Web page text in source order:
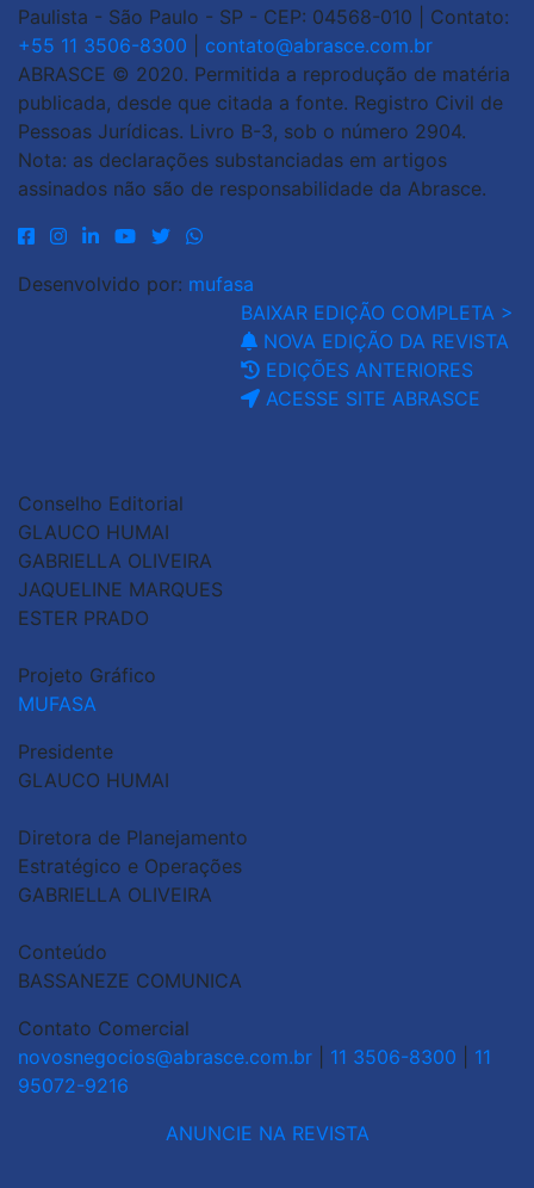
Paulista - São Paulo - SP - CEP: 04568-010 | Contato:
+55 11 3506-8300
contato@abrasce.com.br
ABRASCE © 2020. Permitida a reprodução de matéria
publicada, desde que citada a fonte. Registro Civil de
Pessoas Jurídicas. Livro B-3, sob o número 2904.
Nota: as declarações substanciadas em artigos
assinados não são de responsabilidade da Abrasce.
Desenvolvido por: mufasa
BAIXAR EDIÇÃO COMPLETA >
NOVA EDIÇÃO DA REVISTA
EDIÇÕES ANTERIORES
ACESSE SITE ABRASCE
Conselho Editorial
GLAUCO HUMAI
GABRIELLA OLIVEIRA
JAQUELINE MARQUES
ESTER PRADO
Projeto Gráfico
MUFASA
Presidente
GLAUCO HUMAI
Diretora de Planejamento
Estratégico e Operações
GABRIELLA OLIVEIRA
Conteúdo
BASSANEZE COMUNICA
Contato Comercial
novosnegocios@abrasce.com.br
11 3506-8300
11
95072-9216
ANUNCIE NA REVISTA